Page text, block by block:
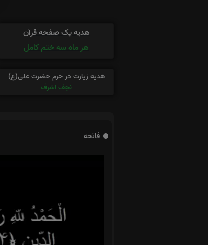
هدیه یک صفحه قرآن
هر ماه سه ختم کامل
هدیه زیارت در حرم حضرت علی(ع)
نجف اشرف
فاتحه